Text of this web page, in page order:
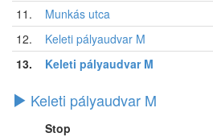
11.
Munkás utca
12.
Keleti pályaudvar M
13.
Keleti pályaudvar M
Keleti pályaudvar M
Stop